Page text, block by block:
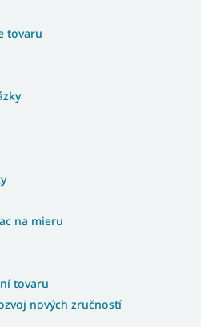
s úložným priestorom
s úložným priestorom
bez matracov
postele 140x200
postele 160x200
postele 180x200
s úložným priestorom
manželské postele
s úložným priestorom
tovaru
na mieru
tovaru
nových zručností